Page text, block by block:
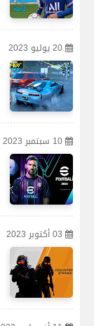
20 يوليو 2023
10 سبتمبر 2023
03 أكتوبر 2023